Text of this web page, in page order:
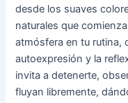
desde los suaves
naturales que
atmósfera en tu rutina,
autoexpresión y la
invita a detenerte,
fluyan libremente,